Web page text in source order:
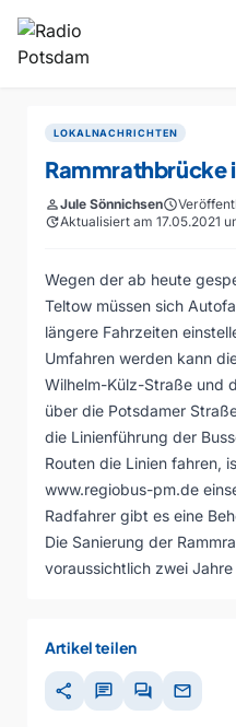
LOKALNACHRICHTEN
Rammrathbrücke
personJule Sönnichsenschedule
updateAktualisiert am 17.05.2021
Wegen der ab heute
Teltow müssen sich
längere Fahrzeiten
Umfahren werden kann
Wilhelm-Külz-Straße und
über die Potsdamer
die Linienführung der
Routen die Linien fahren,
www.regiobus-pm.de
Radfahrer gibt es eine
Die Sanierung der
voraussichtlich zwei Jahre
Artikel teilen
share chat forum mail